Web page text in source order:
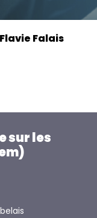
Falais
sur les